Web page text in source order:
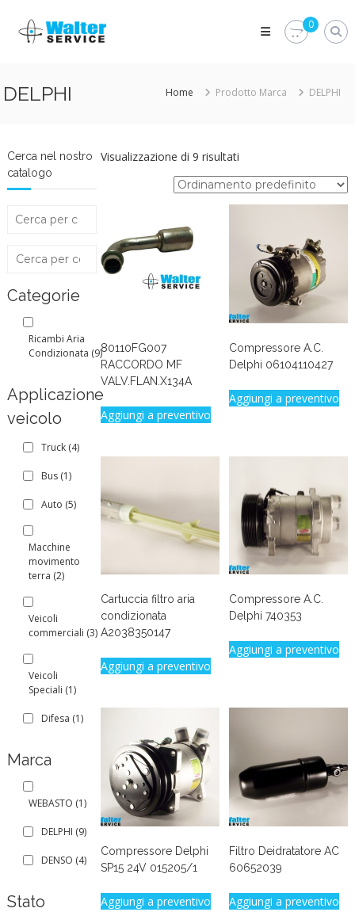
content
Walter
Service
parti
veicolo?
Vieni
Srl
0
DELPHI Home Prodotto Marca DELPHI
Visualizzazione di 9 risultati
80110FG007
RACCORDO MF
VALV.FLAN.X134A
Aggiungi a preventivo
Compressore A.C.
Delphi 06104110427
Aggiungi a preventivo
Cartuccia filtro aria
condizionata
A2038350147
Aggiungi a preventivo
Compressore A.C.
Delphi 740353
Aggiungi a preventivo
Compressore Delphi
SP15 24V 015205/1
Aggiungi a preventivo
Filtro Deidratatore AC
60652039
Aggiungi a preventivo
Cerca nel nostro
catalogo
Categorie
Ricambi Aria
Condizionata (9)
Applicazione
veicolo
Truck (4)
Bus (1)
Auto (5)
Macchine
movimento
terra (2)
Veicoli
commerciali (3)
Veicoli
Speciali (1)
Difesa (1)
Marca
WEBASTO (1)
DELPHI (9)
DENSO (4)
Stato